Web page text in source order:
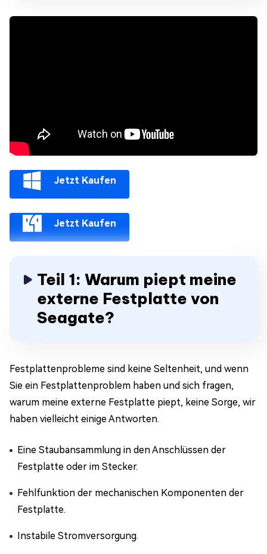
Jetzt Kaufen
Jetzt Kaufen
Teil 1: Warum piept meine
externe Festplatte von
Seagate?
Festplattenprobleme sind keine Seltenheit, und wenn
Sie ein Festplattenproblem haben und sich fragen,
warum meine externe Festplatte piept, keine Sorge, wir
haben vielleicht einige Antworten.
Eine Staubansammlung in den Anschlüssen der
Festplatte oder im Stecker.
Fehlfunktion der mechanischen Komponenten der
Festplatte.
Instabile Stromversorgung.